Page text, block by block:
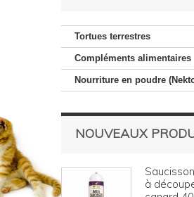
Tortues terrestres
Compléments alimentaires
Nourriture en poudre
NOUVEAUX
à